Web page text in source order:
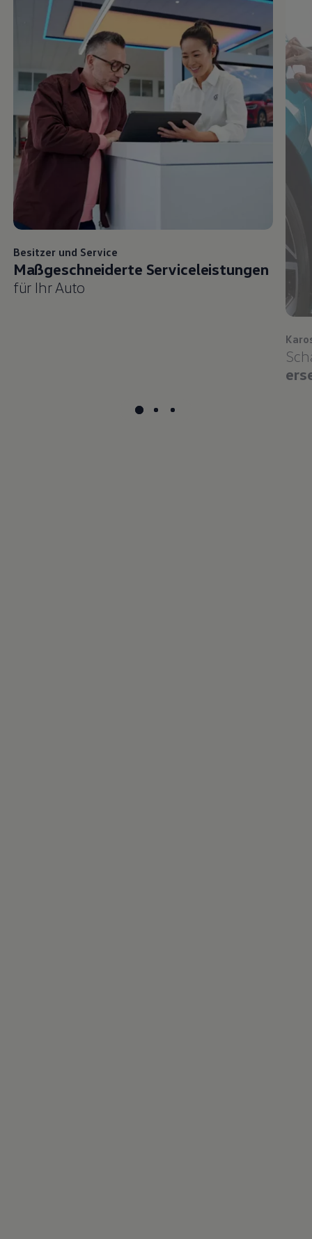
Besitzer und Service
Maßgeschneiderte Serviceleistungen
für Ihr Auto